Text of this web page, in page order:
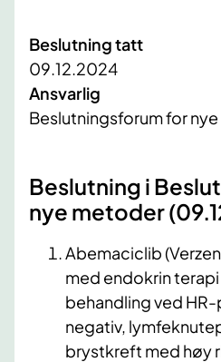
Beslutning tatt
09.12.2024
Ansvarlig
Beslutningsforum for
Beslutning i
nye metoder
Abemaciclib
med endokrin
behandling ved
negativ,
brystkreft med høy